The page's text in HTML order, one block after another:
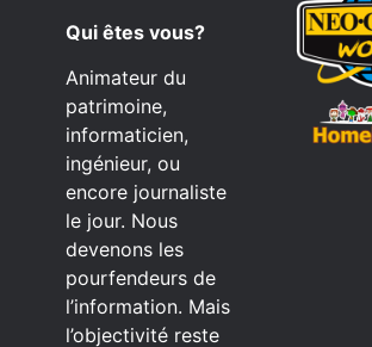
Qui êtes vous?
Animateur du
patrimoine,
informaticien,
ingénieur, ou
encore journaliste
le jour. Nous
devenons les
pourfendeurs de
l’information. Mais
l’objectivité reste